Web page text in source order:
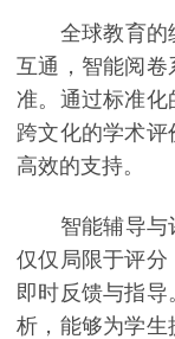
全球教育的统
互通，智能阅
准。通过标准化
跨文化的学术
高效的支持。
智能辅导与评
仅仅局限于评
即时反馈与指
析，能够为学生